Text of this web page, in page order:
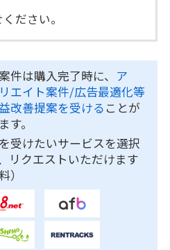
ださい。
件は購入完了時に、 ア
エイト案件/広告最適化等
改善提案を受ける ことが
す。
受けたいサービスを選択
リクエストいただけます
）